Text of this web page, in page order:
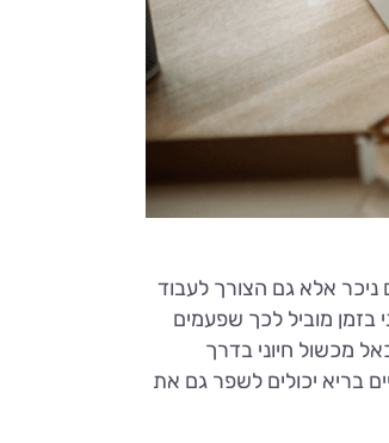
ניכר אלא גם הצורך לעבוד
בזמן מוביל לכך שפעמים
מכשול חיוני בדרך
בריא יכולים לשפר גם את